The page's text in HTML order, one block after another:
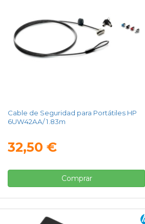
Cable de Seguridad para Portátiles HP
6UW42AA/ 1.83m
32,50 €
Comprar